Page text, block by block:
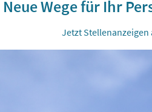
Neue Wege für Ihr
Jetzt